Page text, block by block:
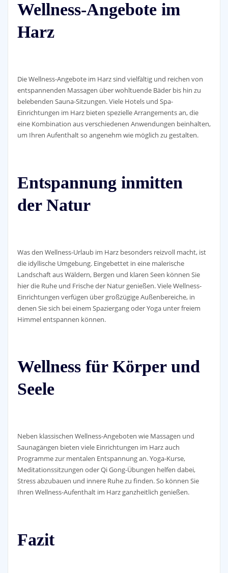
Wellness-Angebote im
Harz
Die Wellness-Angebote im Harz sind vielfältig und reichen von
entspannenden Massagen über wohltuende Bäder bis hin zu
belebenden Sauna-Sitzungen. Viele Hotels und Spa-
Einrichtungen im Harz bieten spezielle Arrangements an, die
eine Kombination aus verschiedenen Anwendungen beinhalten,
um Ihren Aufenthalt so angenehm wie möglich zu gestalten.
Entspannung inmitten
der Natur
Was den Wellness-Urlaub im Harz besonders reizvoll macht, ist
die idyllische Umgebung. Eingebettet in eine malerische
Landschaft aus Wäldern, Bergen und klaren Seen können Sie
hier die Ruhe und Frische der Natur genießen. Viele Wellness-
Einrichtungen verfügen über großzügige Außenbereiche, in
denen Sie sich bei einem Spaziergang oder Yoga unter freiem
Himmel entspannen können.
Wellness für Körper und
Seele
Neben klassischen Wellness-Angeboten wie Massagen und
Saunagängen bieten viele Einrichtungen im Harz auch
Programme zur mentalen Entspannung an. Yoga-Kurse,
Meditationssitzungen oder Qi Gong-Übungen helfen dabei,
Stress abzubauen und innere Ruhe zu finden. So können Sie
Ihren Wellness-Aufenthalt im Harz ganzheitlich genießen.
Fazit